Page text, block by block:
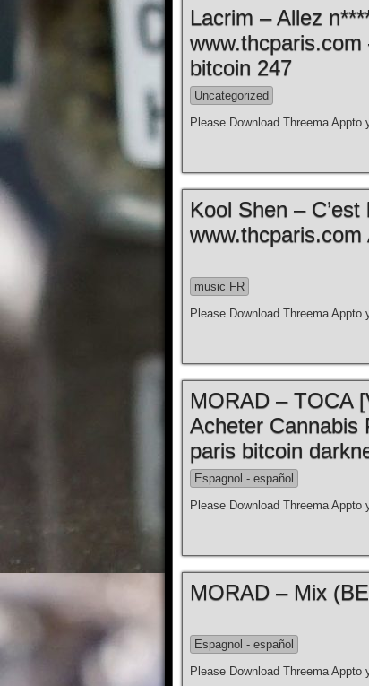
Lacrim – Allez
bitcoin 247
Uncategorized
Please Download Threema
Kool Shen –
music FR
Please Download Threema
MORAD – TOCA
Acheter Cannabis
paris bitcoin
Espagnol - español
Please Download Threema
Espagnol - español
Please Download Threema